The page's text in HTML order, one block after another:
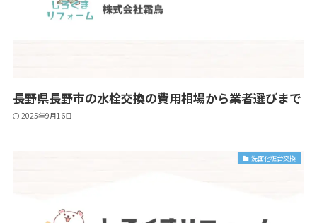
長野県長野市の水栓交換の費用相場から業者選びまで
2025年9月16日
洗面化粧台交換